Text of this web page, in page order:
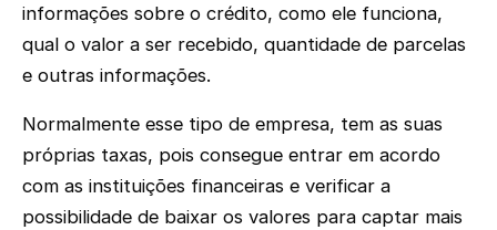
informações sobre o crédito, como ele funciona,
qual o valor a ser recebido, quantidade de parcelas
e outras informações.
Normalmente esse tipo de empresa, tem as suas
próprias taxas, pois consegue entrar em acordo
com as instituições financeiras e verificar a
possibilidade de baixar os valores para captar mais